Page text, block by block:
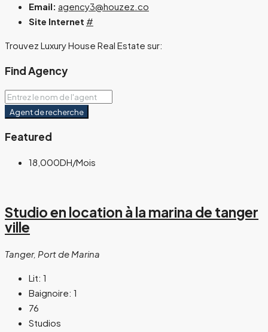
Email: agency3@houzez.co
Site Internet #
Trouvez Luxury House Real Estate sur:
Find Agency
Agent de recherche
Featured
18,000DH/Mois
Studio en location à la marina de tanger
ville
Tanger, Port de Marina
Lit: 1
Baignoire: 1
76
Studios